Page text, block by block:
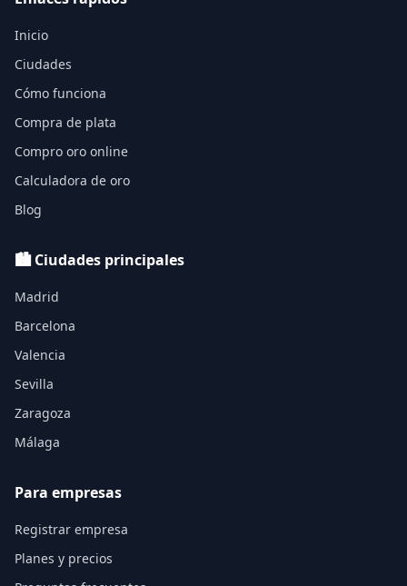
Inicio
Ciudades
Cómo funciona
Compra de plata
Compro oro online
Calculadora de oro
Blog
🏙️ Ciudades principales
Madrid
Barcelona
Valencia
Sevilla
Zaragoza
Málaga
Para empresas
Registrar empresa
Planes y precios